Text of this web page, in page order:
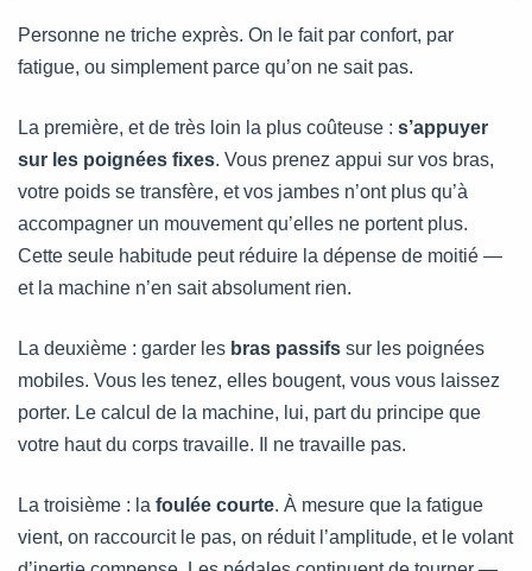
Personne ne triche exprès. On le fait par confort, par
fatigue, ou simplement parce qu’on ne sait pas.
La première, et de très loin la plus coûteuse : s’appuyer
sur les poignées fixes. Vous prenez appui sur vos bras,
votre poids se transfère, et vos jambes n’ont plus qu’à
accompagner un mouvement qu’elles ne portent plus.
Cette seule habitude peut réduire la dépense de moitié —
et la machine n’en sait absolument rien.
La deuxième : garder les bras passifs sur les poignées
mobiles. Vous les tenez, elles bougent, vous vous laissez
porter. Le calcul de la machine, lui, part du principe que
votre haut du corps travaille. Il ne travaille pas.
La troisième : la foulée courte. À mesure que la fatigue
vient, on raccourcit le pas, on réduit l’amplitude, et le volant